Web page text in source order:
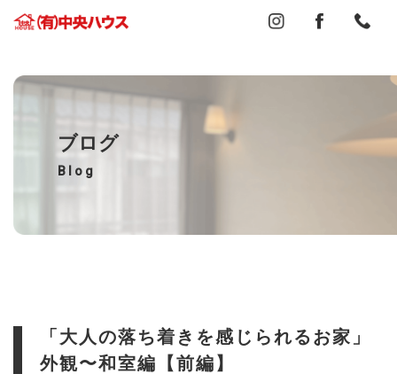
ブログ
Blog
「大人の落ち着きを感じられるお家」
外観〜和室編【前編】